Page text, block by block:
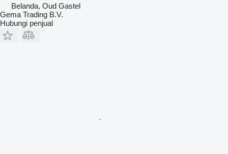
Belanda, Oud Gastel
Gema Trading B.V.
Hubungi penjual